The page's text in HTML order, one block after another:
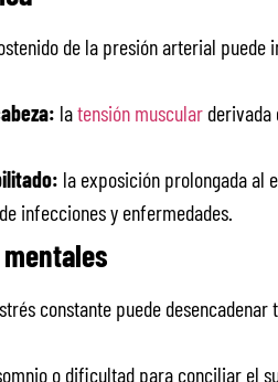
de la presión arterial
latensión muscular derivada
la exposición prolongada al
infecciones y enfermedades.
constante puede desencadenar
o dificultad para conciliar el